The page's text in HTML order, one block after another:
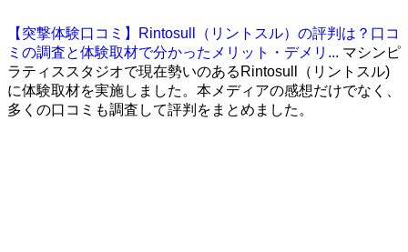
【突撃体験口コミ】Rintosull（リントスル）の評判は？口コ
ミの調査と体験取材で分かったメリット・デメリ... マシンピ
ラティススタジオで現在勢いのあるRintosull（リントスル)
に体験取材を実施しました。本メディアの感想だけでなく、
多くの口コミも調査して評判をまとめました。